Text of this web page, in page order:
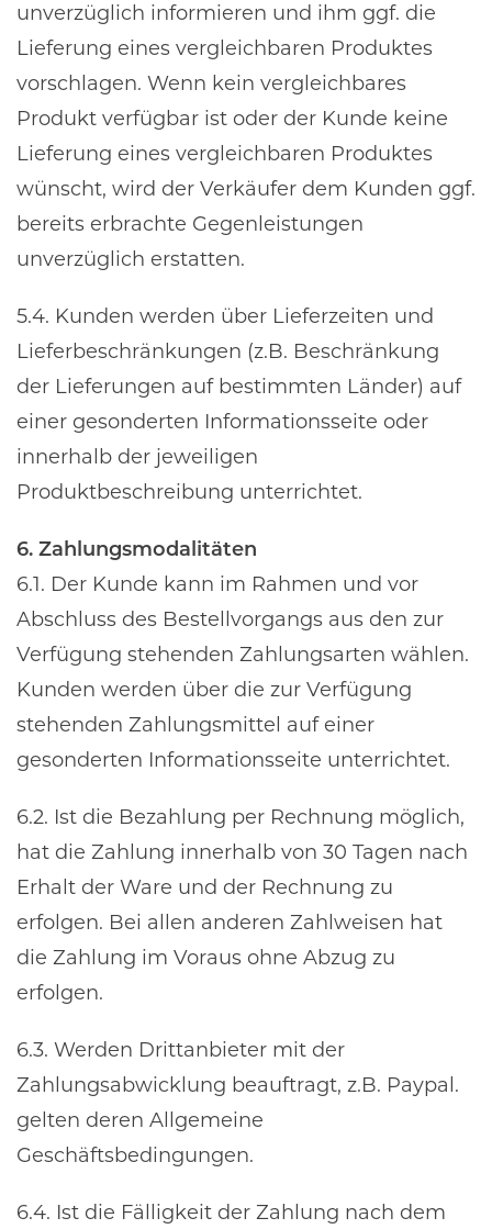
unverzüglich informieren und ihm ggf. die
Lieferung eines vergleichbaren Produktes
vorschlagen. Wenn kein vergleichbares
Produkt verfügbar ist oder der Kunde keine
Lieferung eines vergleichbaren Produktes
wünscht, wird der Verkäufer dem Kunden ggf.
bereits erbrachte Gegenleistungen
unverzüglich erstatten.
5.4. Kunden werden über Lieferzeiten und
Lieferbeschränkungen (z.B. Beschränkung
der Lieferungen auf bestimmten Länder) auf
einer gesonderten Informationsseite oder
innerhalb der jeweiligen
Produktbeschreibung unterrichtet.
6. Zahlungsmodalitäten
6.1. Der Kunde kann im Rahmen und vor
Abschluss des Bestellvorgangs aus den zur
Verfügung stehenden Zahlungsarten wählen.
Kunden werden über die zur Verfügung
stehenden Zahlungsmittel auf einer
gesonderten Informationsseite unterrichtet.
6.2. Ist die Bezahlung per Rechnung möglich,
hat die Zahlung innerhalb von 30 Tagen nach
Erhalt der Ware und der Rechnung zu
erfolgen. Bei allen anderen Zahlweisen hat
die Zahlung im Voraus ohne Abzug zu
erfolgen.
6.3. Werden Drittanbieter mit der
Zahlungsabwicklung beauftragt, z.B. Paypal.
gelten deren Allgemeine
Geschäftsbedingungen.
6.4. Ist die Fälligkeit der Zahlung nach dem